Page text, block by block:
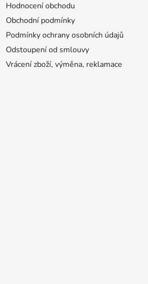
Hodnocení obchodu
Obchodní podmínky
Podmínky ochrany osobních údajů
Odstoupení od smlouvy
Vrácení zboží, výměna, reklamace